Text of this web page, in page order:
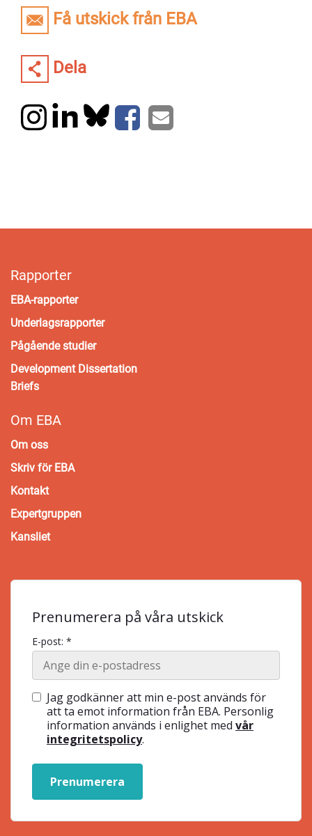
Få utskick från EBA
Dela
Rapporter
EBA-rapporter
Underlagsrapporter
Pågående studier
Development Dissertation
Briefs
Om EBA
Om oss
Skriv för EBA
Kontakt
Expertgruppen
Kansliet
Prenumerera på våra utskick
E-post: *
Jag godkänner att min e-post används för
att ta emot information från EBA. Personlig
information används i enlighet med vår
integritetspolicy.
Prenumerera